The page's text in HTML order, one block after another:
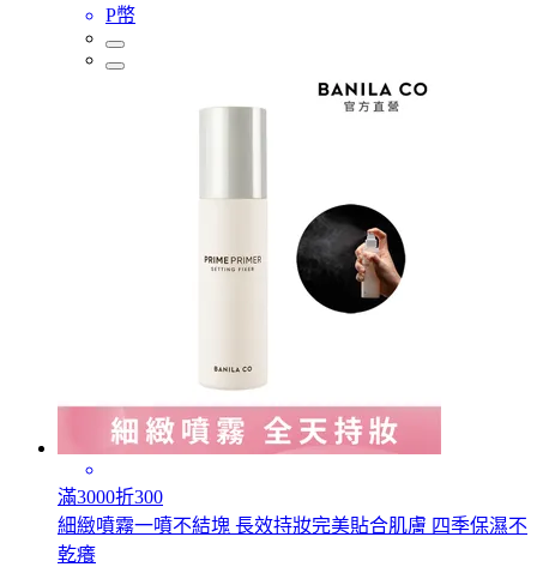
P幣
滿3000折300
細緻噴霧一噴不結塊 長效持妝完美貼合肌膚 四季保濕不
乾癢